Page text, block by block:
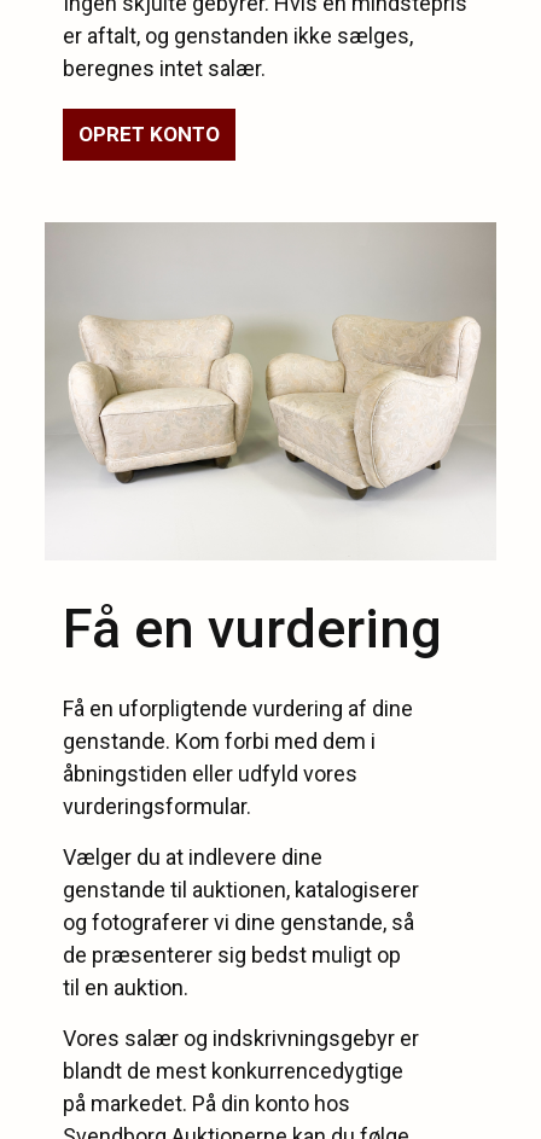
er aftalt, og genstanden ikke sælges,
beregnes intet salær.
OPRET KONTO
Få en vurdering
Få en uforpligtende vurdering af dine
genstande. Kom forbi med dem i
åbningstiden eller udfyld vores
vurderingsformular.
Vælger du at indlevere dine
genstande til auktionen, katalogiserer
og fotograferer vi dine genstande, så
de præsenterer sig bedst muligt op
til en auktion.
Vores salær og indskrivningsgebyr er
blandt de mest konkurrencedygtige
på markedet. På din konto hos